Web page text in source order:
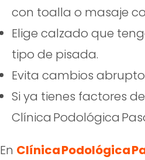
con toalla o masaje
Elige calzado que
tipo de pisada.
Evita cambios
Si ya tienes factores
Clínica Podológica
En Clínica Podológica